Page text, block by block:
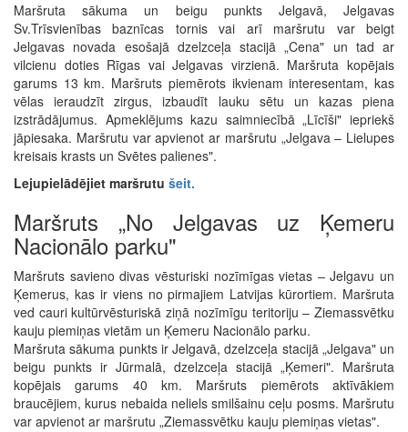
Maršruta sākuma un beigu punkts Jelgavā, Jelgavas
Sv.Trīsvienības baznīcas tornis vai arī maršrutu var beigt
Jelgavas novada esošajā dzelzceļa stacijā „Cena" un tad ar
vilcienu doties Rīgas vai Jelgavas virzienā. Maršruta kopējais
garums 13 km. Maršruts piemērots ikvienam interesentam, kas
vēlas ieraudzīt zirgus, izbaudīt lauku sētu un kazas piena
izstrādājumus. Apmeklējums kazu saimniecībā „Līcīši" iepriekš
jāpiesaka. Maršrutu var apvienot ar maršrutu „Jelgava – Lielupes
kreisais krasts un Svētes palienes".
Lejupielādējiet maršrutu šeit.
Maršruts „No Jelgavas uz Ķemeru
Nacionālo parku"
Maršruts savieno divas vēsturiski nozīmīgas vietas – Jelgavu un
Ķemerus, kas ir viens no pirmajiem Latvijas kūrortiem. Maršruta
ved cauri kultūrvēsturiskā ziņā nozīmīgu teritoriju – Ziemassvētku
kauju piemiņas vietām un Ķemeru Nacionālo parku.
Maršruta sākuma punkts ir Jelgavā, dzelzceļa stacijā „Jelgava" un
beigu punkts ir Jūrmalā, dzelzceļa stacijā „Ķemeri". Maršruta
kopējais garums 40 km. Maršruts piemērots aktīvākiem
braucējiem, kurus nebaida neliels smilšainu ceļu posms. Maršrutu
var apvienot ar maršrutu „Ziemassvētku kauju piemiņas vietas".